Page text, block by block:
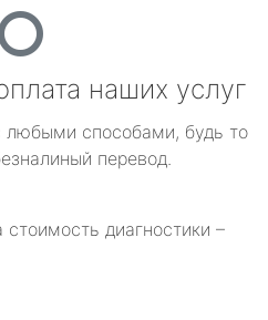
наших услуг
способами, будь то
перевод.
диагностики –